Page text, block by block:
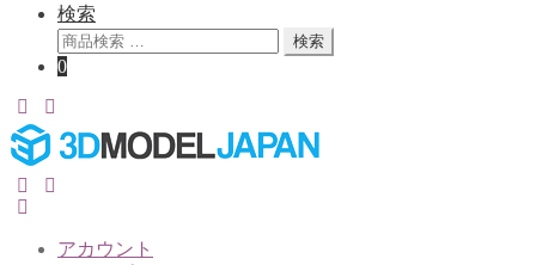
検索
検
索
検索
0
アカウント